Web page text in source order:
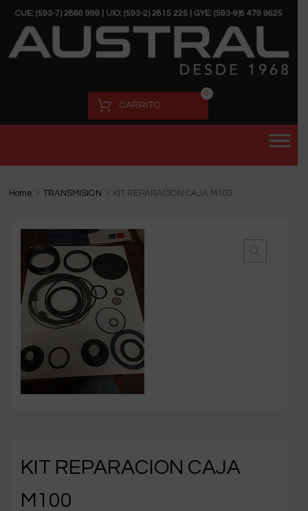
CUE: (593-7) 2866 999 | UIO: (593-2) 2815 225 | GYE: (593-9)8 479 9625
CARRITO
0
Home TRANSMISION KIT REPARACION CAJA M100
KIT REPARACION CAJA
M100